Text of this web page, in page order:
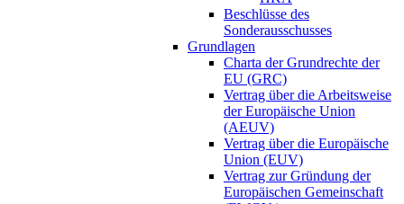
Beschlüsse des
Sonderausschusses
Grundlagen
Charta der Grundrechte der
EU (GRC)
Vertrag über die Arbeitsweise
der Europäische Union
(AEUV)
Vertrag über die Europäische
Union (EUV)
Vertrag zur Gründung der
Europäischen Gemeinschaft